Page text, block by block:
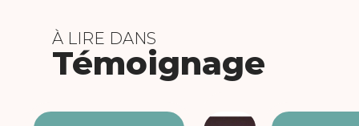
À LIRE DANS
Témoignage